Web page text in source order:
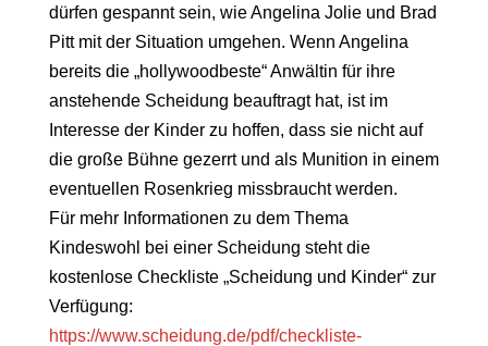
dürfen gespannt sein, wie Angelina Jolie und Brad
Pitt mit der Situation umgehen. Wenn Angelina
bereits die „hollywoodbeste“ Anwältin für ihre
anstehende Scheidung beauftragt hat, ist im
Interesse der Kinder zu hoffen, dass sie nicht auf
die große Bühne gezerrt und als Munition in einem
eventuellen Rosenkrieg missbraucht werden.
Für mehr Informationen zu dem Thema
Kindeswohl bei einer Scheidung steht die
kostenlose Checkliste „Scheidung und Kinder“ zur
Verfügung:
https://www.scheidung.de/pdf/checkliste-